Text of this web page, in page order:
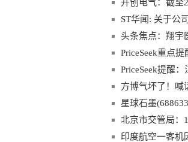
开创电气：截至
ST华闻: 关于公
头条焦点：翔宇
PriceSeek重点
PriceSeek提醒
方博气坏了！喊
星球石墨
北京市交管局：
印度航空一客